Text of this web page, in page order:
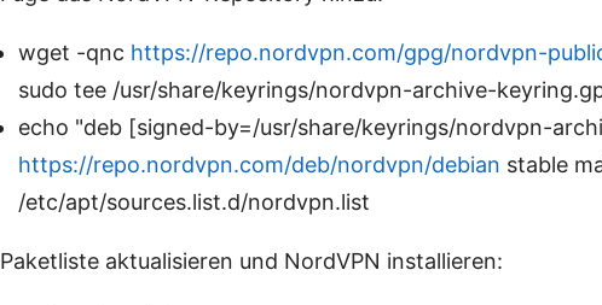
wget -qnc https://repo.nordvpn.com/gpg/nordvpn-
sudo tee /usr/share/keyrings/nordvpn-archive-
echo "deb [signed-by=/usr/share/keyrings/nordvpn-
https://repo.nordvpn.com/deb/nordvpn/debian stable
/etc/apt/sources.list.d/nordvpn.list
Paketliste aktualisieren und NordVPN installieren: